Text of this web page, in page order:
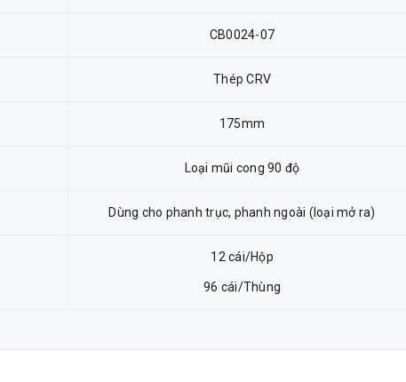
CB0024-07
Thép CRV
175mm
Loại mũi cong 90 độ
Dùng cho phanh trục, phanh ngoài (loại mở ra)
12 cái/Hộp
96 cái/Thùng